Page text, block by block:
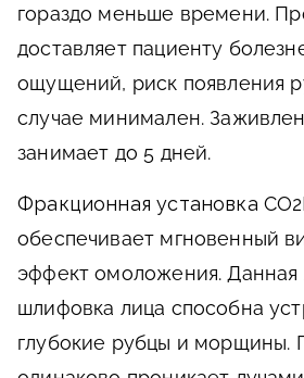
гораздо меньше времени.
доставляет пациенту
ощущений, риск появления
случае минимален.
занимает до 5 дней.
Фракционная установка
обеспечивает мгновенный
эффект омоложения. Данная
шлифовка лица способна
глубокие рубцы и морщины.